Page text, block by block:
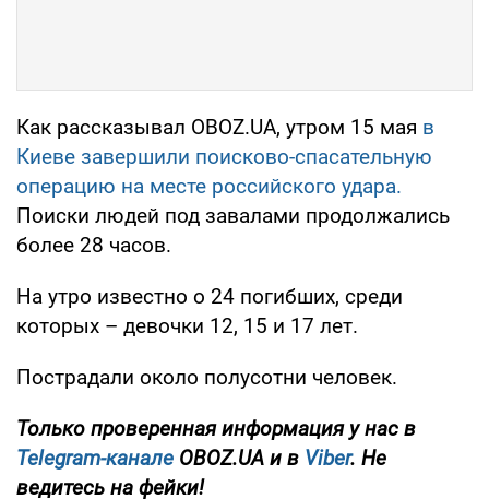
Как рассказывал OBOZ.UA, утром 15 мая в
Киеве завершили поисково-спасательную
операцию на месте российского удара.
Поиски людей под завалами продолжались
более 28 часов.
На утро известно о 24 погибших, среди
которых – девочки 12, 15 и 17 лет.
Пострадали около полусотни человек.
Только проверенная информация у нас в
Telegram-канале OBOZ.UA и в Viber. Не
ведитесь на фейки!